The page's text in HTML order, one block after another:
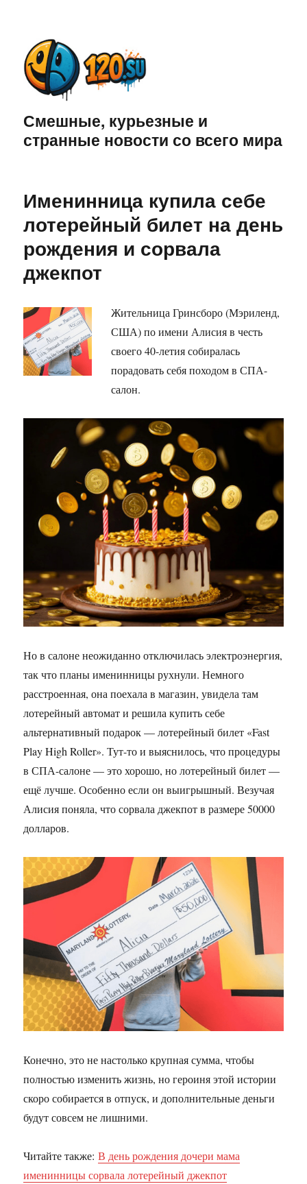
Смешные, курьезные и
странные новости со всего мира
Именинница купила себе
лотерейный билет на день
рождения и сорвала
джекпот
Жительница Гринсборо (Мэриленд,
США) по имени Алисия в честь
своего 40-летия собиралась
порадовать себя походом в СПА-
салон.
Но в салоне неожиданно отключилась электроэнергия,
так что планы именинницы рухнули. Немного
расстроенная, она поехала в магазин, увидела там
лотерейный автомат и решила купить себе
альтернативный подарок — лотерейный билет «Fast
Play High Roller». Тут-то и выяснилось, что процедуры
в СПА-салоне — это хорошо, но лотерейный билет —
ещё лучше. Особенно если он выигрышный. Везучая
Алисия поняла, что сорвала джекпот в размере 50000
долларов.
Конечно, это не настолько крупная сумма, чтобы
полностью изменить жизнь, но героиня этой истории
скоро собирается в отпуск, и дополнительные деньги
будут совсем не лишними.
Читайте также:В день рождения дочери мама
именинницы сорвала лотерейный джекпот